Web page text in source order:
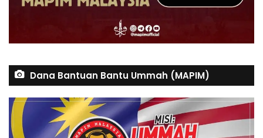
Dana Bantuan Bantu Ummah (MAPIM)